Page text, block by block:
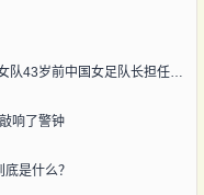
八月四日：重磅！董路宣布成立中国足球小将女队43岁前中国女足队长担任教练
响了警钟
是什么？